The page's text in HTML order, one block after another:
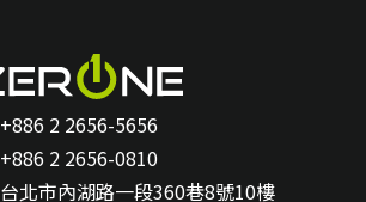
+886 2 2656-5656
+886 2 2656-0810
台北市內湖路一段360巷8號10樓